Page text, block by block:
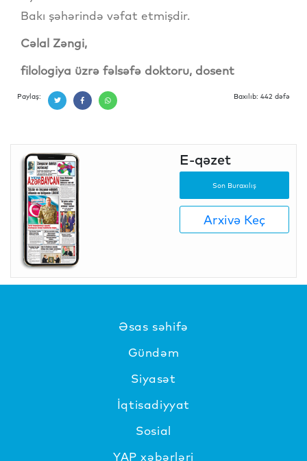
Bakı şəhərində vəfat etmişdir.
Cəlal Zəngi,
filologiya üzrə fəlsəfə doktoru, dosent
Paylaş: Baxılıb: 442 dəfə
E-qəzet
Son Buraxılış
Arxivə Keç
Əsas səhifə
Gündəm
Siyasət
İqtisadiyyat
Sosial
YAP xəbərləri